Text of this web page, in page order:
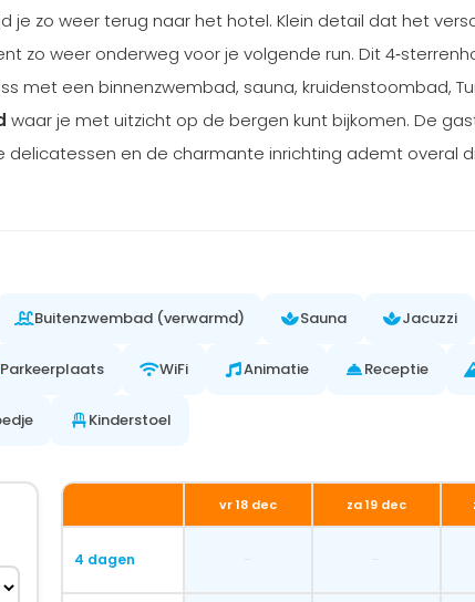
je zo weer terug naar het hotel. Klein detail dat het
zo weer onderweg voor je volgende run. Dit
met een binnenzwembad, sauna, kruidenstoombad,
waar je met uitzicht op de bergen kunt bijkomen. De
delicatessen en de charmante inrichting ademt overal
Buitenzwembad (verwarmd) Sauna Jacuzzi
Parkeerplaats WiFi Animatie Receptie
Kinderstoel
vr 18 dec za 19 dec
4 dagen